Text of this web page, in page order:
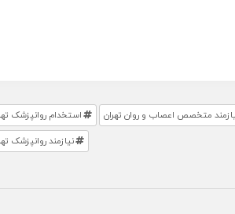
متخصص اعصاب و روان تهران
استخدام روانپزشک
نیازمند روانپزشک